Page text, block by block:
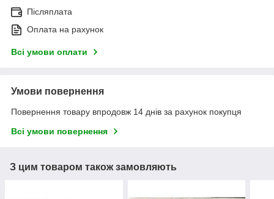
Післяплата
Оплата на рахунок
Всі умови оплати
Умови повернення
Повернення товару впродовж 14 днів за рахунок покупця
Всі умови повернення
З цим товаром також замовляють